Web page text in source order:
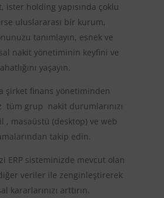
ister holding yapısında çoklu
uluslararası bir kurum,
tanımlayın, esnek ve
nakit yönetiminin keyfini ve
yaşayın.
şirket finans yönetiminden
tüm grup nakit durumlarınızı
, masaüstü (desktop) ve web
takip edin.
ERP sisteminizde mevcut olan
veriler ile zenginleştirerek
kararlarınızı arttırın.